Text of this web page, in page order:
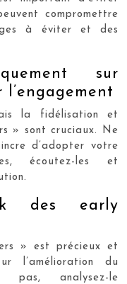
compromettre
à éviter et des
sur
la fidélisation et
» sont cruciaux. Ne
d’adopter votre
les, écoutez-les et
des early
» est précieux et
l’amélioration du
pas, analysez-le